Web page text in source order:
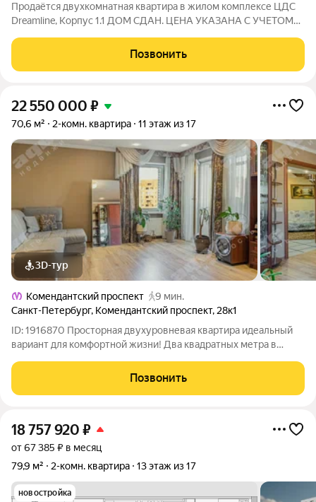
Продаётся двухкомнатная квартира в жилом комплексе ЦДС
Dreamline, Корпус 1.1 ДОМ СДАН. ЦЕНА УКАЗАНА С УЧЕТОМ
без участия агентов дарим сертификат новосела в магазин
ХОФФ на сумму 50 000 рублей. Им
Позвонить
22 550 000 ₽
70,6 м² 2-комн. квартира 11 этаж из 17
3D-тур
Комендантский проспект
9 мин.
Санкт-Петербург, Комендантский проспект, 28к1
ID: 1916870 Просторная двухуровневая квартира идеальный
вариант для комфортной жизни! Два квадратных метра в
метра нарощено на втором этаже за счет формы
лестницы+балкон 5 метров77,6 метра общей
Позвонить
18 757 920 ₽
от 67 385 ₽ в месяц
79,9 м²
2-комн. квартира 13 этаж из 17
новостройка